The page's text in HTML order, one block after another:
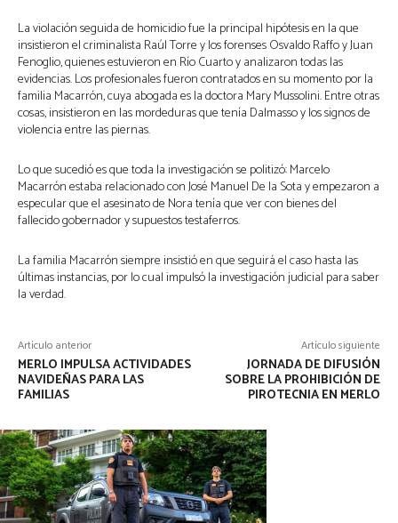
La violación seguida de homicidio fue la principal hipótesis en la que
insistieron el criminalista Raúl Torre y los forenses Osvaldo Raffo y Juan
Fenoglio, quienes estuvieron en Río Cuarto y analizaron todas las
evidencias. Los profesionales fueron contratados en su momento por la
familia Macarrón, cuya abogada es la doctora Mary Mussolini. Entre otras
cosas, insistieron en las mordeduras que tenía Dalmasso y los signos de
violencia entre las piernas.
Lo que sucedió es que toda la investigación se politizó: Marcelo
Macarrón estaba relacionado con José Manuel De la Sota y empezaron a
especular que el asesinato de Nora tenía que ver con bienes del
fallecido gobernador y supuestos testaferros.
La familia Macarrón siempre insistió en que seguirá el caso hasta las
últimas instancias, por lo cual impulsó la investigación judicial para saber
la verdad.
Artículo anterior
MERLO IMPULSA ACTIVIDADES
NAVIDEÑAS PARA LAS
FAMILIAS
Artículo siguiente
JORNADA DE DIFUSIÓN
SOBRE LA PROHIBICIÓN DE
PIROTECNIA EN MERLO